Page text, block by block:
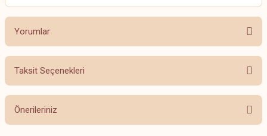
Yorumlar
Bu ürüne ilk yorumu siz yapın!
Taksit Seçenekleri
Önerileriniz